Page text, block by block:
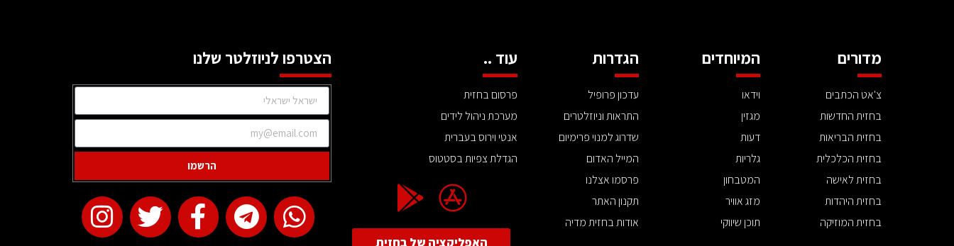
מדורים
צ'אט הכתבים
בחזית החדשות
בחזית הבריאות
בחזית הכלכלית
בחזית לאישה
בחזית היהדות
בחזית המוזיקה
המיוחדים
וידאו
מגזין
דעות
גלריות
המטבחון
מזג אוויר
תוכן שיווקי
הגדרות
עדכון פרופיל
התראות וניוזלטרים
שדרוג למנוי פרימיום
המייל האדום
פרסמו אצלנו
תקנון האתר
אודות בחזית מדיה
עוד ..
פרסום בחזית
מערכת ניהול לידים
אנטי וירוס בעברית
הגדלת צפיות בסטטוס
האפליקציה של בחזית
הצטרפו לניוזלטר שלנו
הרשמו